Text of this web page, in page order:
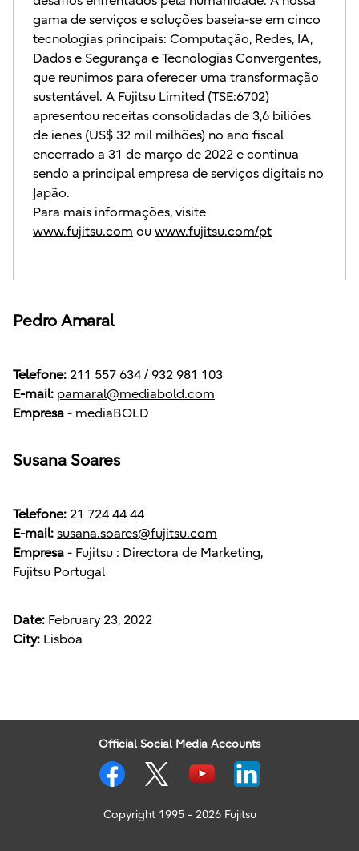
gama de serviços e soluções baseia-se em cinco
tecnologias principais: Computação, Redes, IA,
Dados e Segurança e Tecnologias Convergentes,
que reunimos para oferecer uma transformação
sustentável. A Fujitsu Limited (TSE:6702)
apresentou receitas consolidadas de 3,6 biliões
de ienes (US$ 32 mil milhões) no ano fiscal
encerrado a 31 de março de 2022 e continua
sendo a principal empresa de serviços digitais no
Japão.
Para mais informações, visite
www.fujitsu.com ou www.fujitsu.com/pt
Pedro Amaral
Telefone: 211 557 634 / 932 981 103
E-mail: pamaral@mediabold.com
Empresa - mediaBOLD
Susana Soares
Telefone: 21 724 44 44
E-mail: susana.soares@fujitsu.com
Empresa - Fujitsu : Directora de Marketing,
Fujitsu Portugal
Date: February 23, 2022
City: Lisboa
Official Social Media Accounts
Copyright 1995 - 2026 Fujitsu